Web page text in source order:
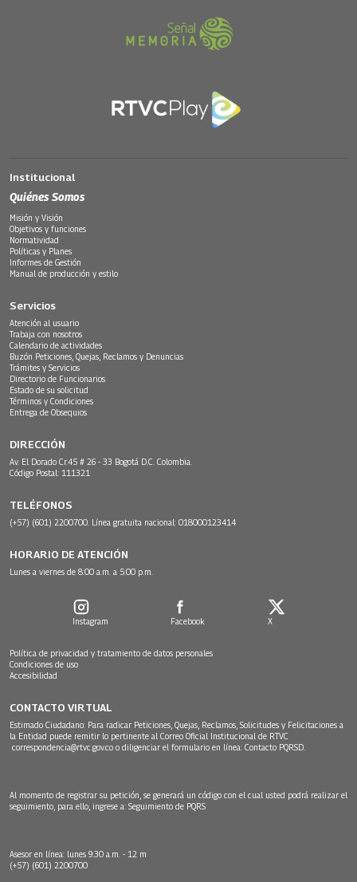
Institucional
Quiénes Somos
Misión y Visión
Objetivos y funciones
Normatividad
Políticas y Planes
Informes de Gestión
Manual de producción y estilo
Servicios
Atención al usuario
Trabaja con nosotros
Calendario de actividades
Buzón Peticiones, Quejas, Reclamos y Denuncias
Trámites y Servicios
Directorio de Funcionarios
Estado de su solicitud
Términos y Condiciones
Entrega de Obsequios
DIRECCIÓN
Av. El Dorado Cr.45 # 26 - 33 Bogotá D.C. Colombia.
Código Postal: 111321
TELÉFONOS
(+57) (601) 2200700. Línea gratuita nacional: 018000123414
HORARIO DE ATENCIÓN
Lunes a viernes de 8:00 a.m. a 5:00 p.m.
Instagram Facebook X
Política de privacidad y tratamiento de datos personales
Condiciones de uso
Accesibilidad
CONTACTO VIRTUAL
Estimado Ciudadano: Para radicar Peticiones, Quejas, Reclamos, Solicitudes y Felicitaciones a
la Entidad puede remitir lo pertinente al Correo Oficial Institucional de RTVC
correspondencia@rtvc.gov.co o diligenciar el formulario en línea: Contacto PQRSD.
Al momento de registrar su petición, se generará un código con el cual usted podrá realizar el
seguimiento, para ello, ingrese a: Seguimiento de PQRS
Asesor en línea: lunes 9:30 a.m. - 12 m
(+57) (601) 2200700